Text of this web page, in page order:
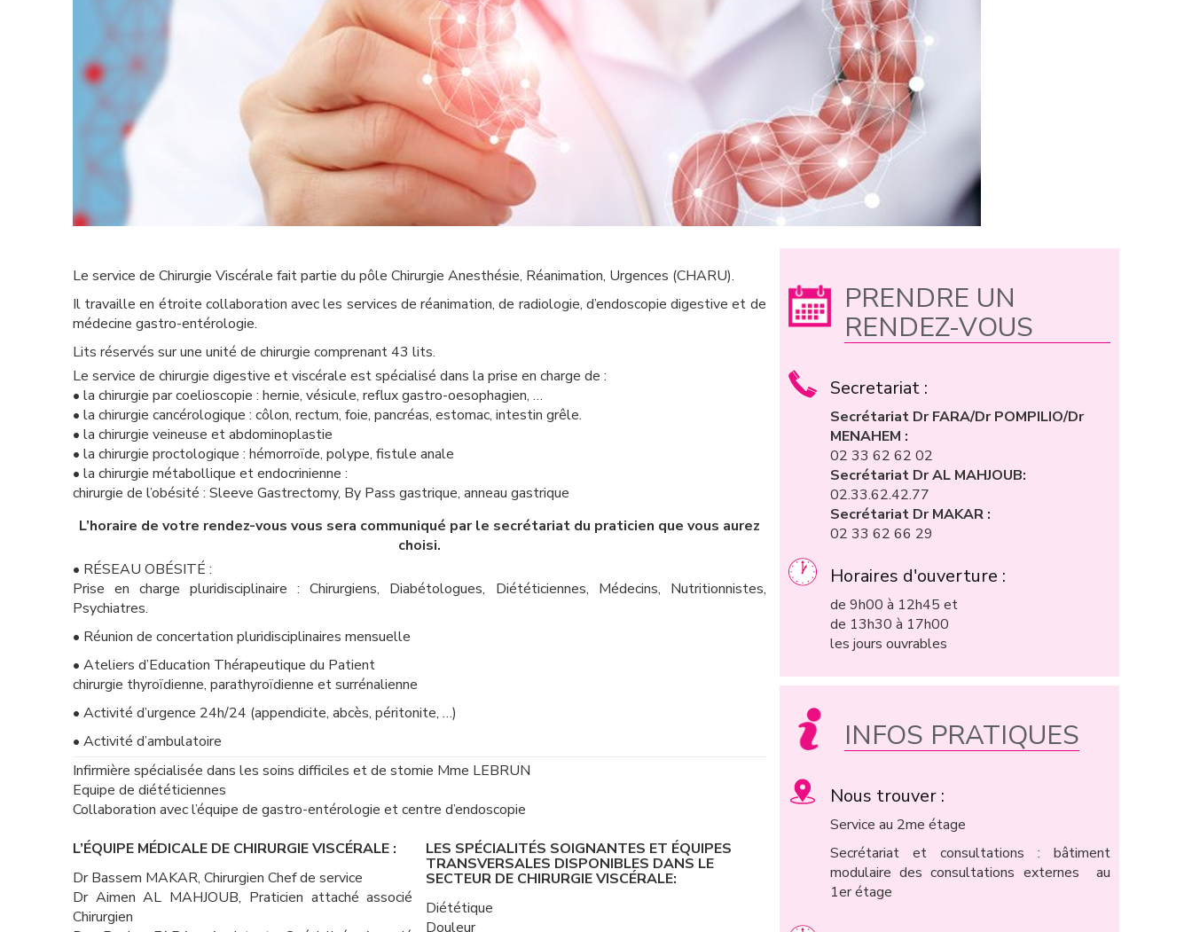
Le service de Chirurgie Viscérale fait partie du pôle Chirurgie Anesthésie, Réanimation, Urgences (CHARU).
Il travaille en étroite collaboration avec les services de réanimation, de radiologie, d’endoscopie digestive et de
médecine gastro-entérologie.
Lits réservés sur une unité de chirurgie comprenant 43 lits.
Le service de chirurgie digestive et viscérale est spécialisé dans la prise en charge de :
• la chirurgie par coelioscopie : hernie, vésicule, reflux gastro-oesophagien, …
• la chirurgie cancérologique : côlon, rectum, foie, pancréas, estomac, intestin grêle.
• la chirurgie veineuse et abdominoplastie
• la chirurgie proctologique : hémorroïde, polype, fistule anale
• la chirurgie métabollique et endocrinienne :
chirurgie de l’obésité : Sleeve Gastrectomy, By Pass gastrique, anneau gastrique
L’horaire de votre rendez-vous vous sera communiqué par le secrétariat du praticien que vous aurez
choisi.
• RÉSEAU OBÉSITÉ :
Prise en charge pluridisciplinaire : Chirurgiens, Diabétologues, Diététiciennes, Médecins, Nutritionnistes,
Psychiatres.
• Réunion de concertation pluridisciplinaires mensuelle
• Ateliers d’Education Thérapeutique du Patient
chirurgie thyroïdienne, parathyroïdienne et surrénalienne
• Activité d’urgence 24h/24 (appendicite, abcès, péritonite, …)
• Activité d’ambulatoire
Infirmière spécialisée dans les soins difficiles et de stomie Mme LEBRUN
Equipe de diététiciennes
Collaboration avec l’équipe de gastro-entérologie et centre d’endoscopie
L’ÉQUIPE MÉDICALE DE CHIRURGIE VISCÉRALE :
Dr Bassem MAKAR, Chirurgien Chef de service
Dr Aimen AL MAHJOUB, Praticien attaché associé
Chirurgien
LES SPÉCIALITÉS SOIGNANTES ET ÉQUIPES
TRANSVERSALES DISPONIBLES DANS LE
SECTEUR DE CHIRURGIE VISCÉRALE:
Diététique
Douleur
PRENDRE UN
RENDEZ-VOUS
Secretariat :
Secrétariat Dr FARA/Dr POMPILIO/Dr
MENAHEM :
02 33 62 62 02
Secrétariat Dr AL MAHJOUB:
02.33.62.42.77
Secrétariat Dr MAKAR :
02 33 62 66 29
Horaires d'ouverture :
de 9h00 à 12h45 et
de 13h30 à 17h00
les jours ouvrables
INFOS PRATIQUES
Nous trouver :
Service au 2me étage
Secrétariat et consultations : bâtiment
modulaire des consultations externes au
1er étage